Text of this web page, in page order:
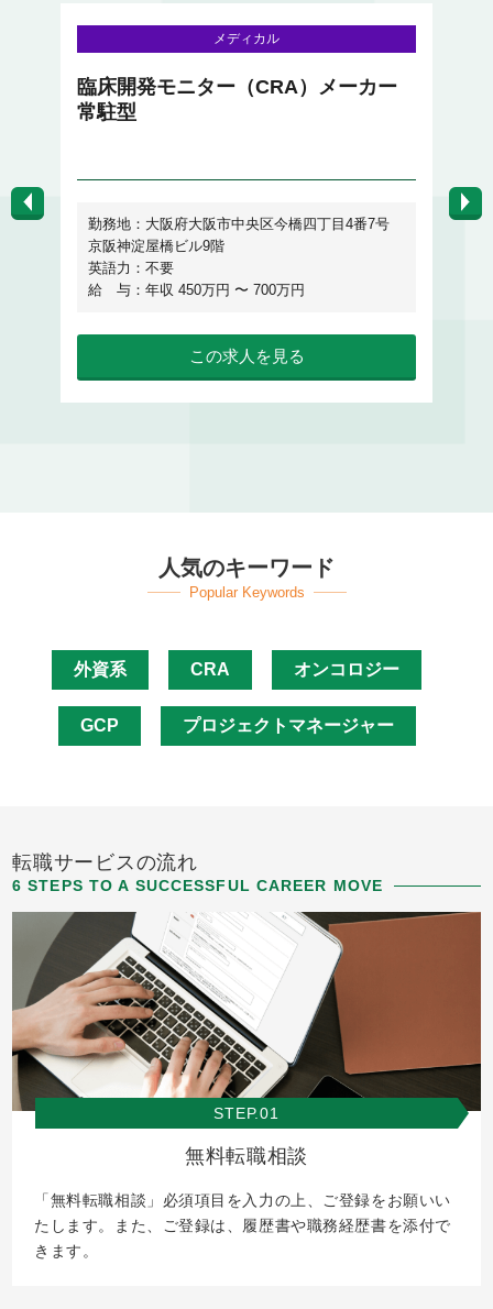
メディカル
臨床開発モニター（CRA）メーカー
常駐型
勤務地：大阪府大阪市中央区今橋四丁目4番7号
京阪神淀屋橋ビル9階
英語力：不要
給 与：年収 450万円 〜 700万円
この求人を見る
人気のキーワード
Popular Keywords
外資系 CRA オンコロジー
GCP プロジェクトマネージャー
転職サービスの流れ
6 STEPS TO A SUCCESSFUL CAREER MOVE
STEP.01
無料転職相談
「無料転職相談」必須項目を入力の上、ご登録をお願いい
たします。また、ご登録は、履歴書や職務経歴書を添付で
きます。